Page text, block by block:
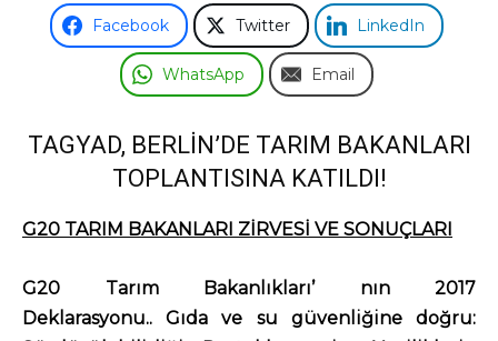
Facebook Twitter LinkedIn
WhatsApp Email
TAGYAD, BERLİN’DE TARIM BAKANLARI
TOPLANTISINA KATILDI!
G20 TARIM BAKANLARI ZİRVESİ VE SONUÇLARI
G20 Tarım Bakanlıkları’ nın 2017
Deklarasyonu..
Gıda ve su güvenliğine doğru: